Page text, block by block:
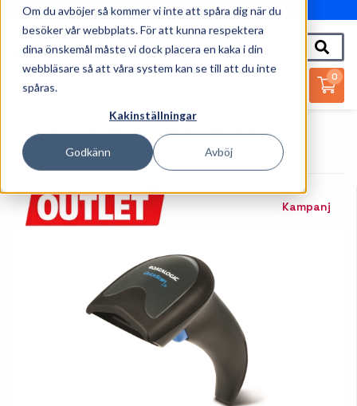
Om du avböjer så kommer vi inte att spåra dig när du
besöker vår webbplats. För att kunna respektera
dina önskemål måste vi dock placera en kaka i din
webbläsare så att våra system kan se till att du inte
spåras.
Kakinställningar
Godkänn Avböj
010-162 61 95
0
Startsida Outlet
Outlet-Streckkodsläsare
Datalogic QuickScan Lite QW2120 - Streckkodsskanner
Kampanj